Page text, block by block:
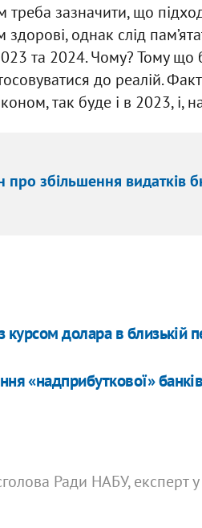
треба зазначити, що
однак слід
та 2024. Чому? Тому
до реалій.
так буде і в 2023, і,
про збільшення
долара в близькій
«надприбуткової»
Ради НАБУ, експерт